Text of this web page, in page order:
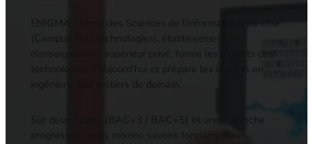
d’enseignement supérieur privé, forme les experts des
technologies d’aujourd’hui et prépare les leaders en
Sur deux cycles (BAC+3 / BAC+5) et une approche